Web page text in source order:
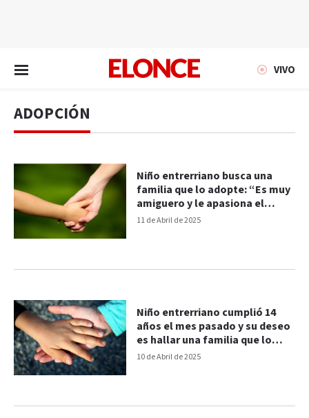
VIVO
ADOPCIÓN
11 de Abril de 2025
Niño entrerriano busca una
familia que lo adopte: “Es muy
amiguero y le apasiona el
fútbol”
10 de Abril de 2025
Niño entrerriano cumplió 14
años el mes pasado y su deseo
es hallar una familia que lo
adopte